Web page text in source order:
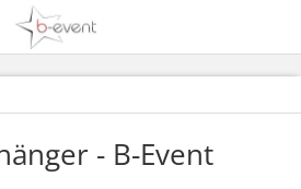
- B-Event